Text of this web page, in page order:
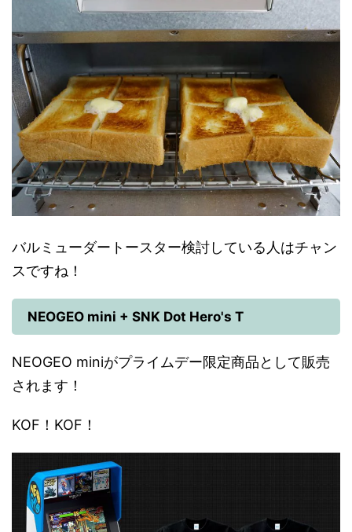
バルミューダートースター検討している人はチャン
スですね！
NEOGEO mini + SNK Dot Hero's T
NEOGEO miniがプライムデー限定商品として販売
されます！
KOF！KOF！